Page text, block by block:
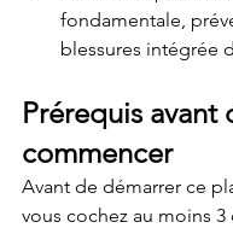
fondamentale,
blessures intégrée
Prérequis avant
commencer
Avant de démarrer ce
vous cochez au moins 3